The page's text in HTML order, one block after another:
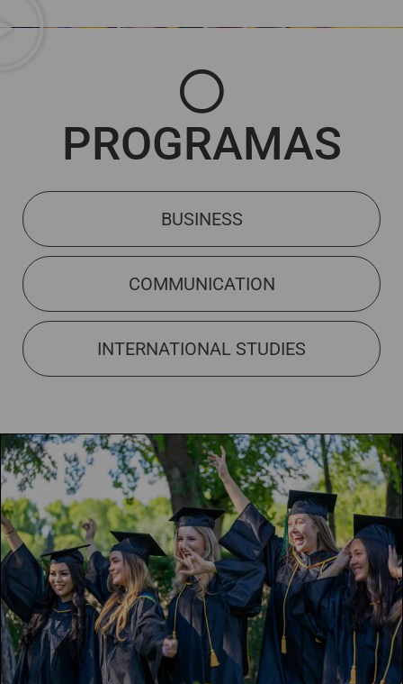
PROGRAMAS
BUSINESS
COMMUNICATION
INTERNATIONAL STUDIES